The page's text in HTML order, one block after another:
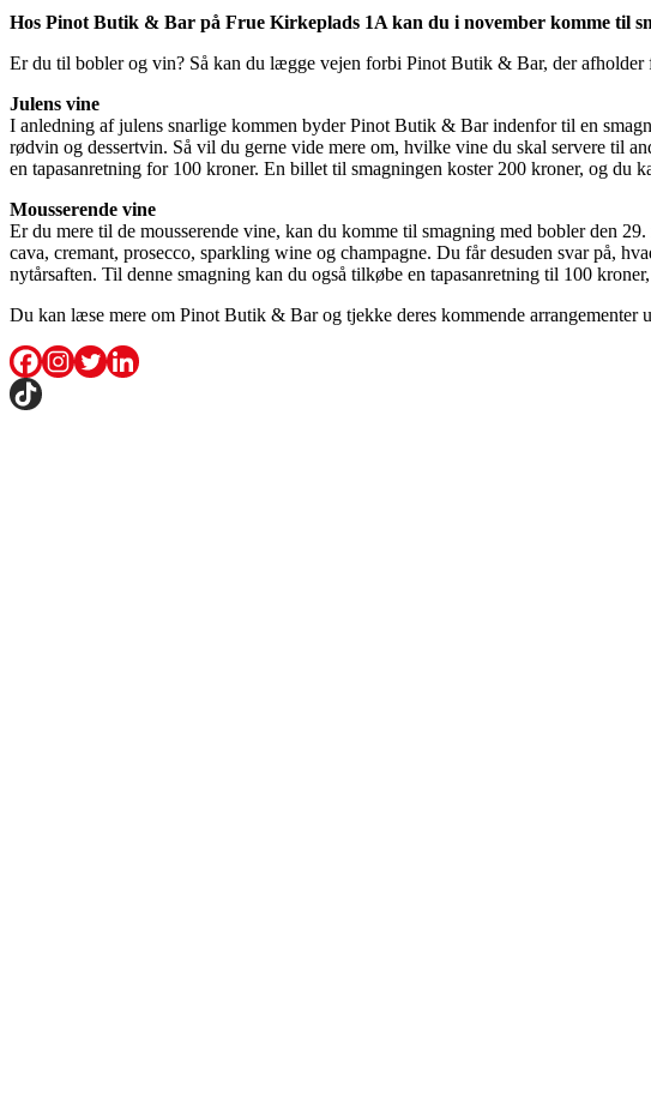
Hos Pinot Butik & Bar på Frue Kirkeplads 1A kan du i november komme til
Er du til bobler og vin? Så kan du lægge vejen forbi Pinot Butik & Bar, der afholder
Julens vine
I anledning af julens snarlige kommen byder Pinot Butik & Bar indenfor til en
rødvin og dessertvin. Så vil du gerne vide mere om, hvilke vine du skal servere til
en tapasanretning for 100 kroner. En billet til smagningen koster 200 kroner, og du
Mousserende vine
Er du mere til de mousserende vine, kan du komme til smagning med bobler den
cava, cremant, prosecco, sparkling wine og champagne. Du får desuden svar på,
nytårsaften. Til denne smagning kan du også tilkøbe en tapasanretning til 100
Du kan læse mere om Pinot Butik & Bar og tjekke deres kommende arrangementer